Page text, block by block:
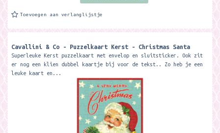
Toevoegen aan verlanglijstje
Cavallini & Co - Puzzelkaart Kerst - Christmas Santa
Superleuke Kerst puzzelkaart met envelop en sluitsticker. Ook zit
er nog een klien dubbel kaartje bij voor de tekst.. Zo heb je een
leuke kaart en...